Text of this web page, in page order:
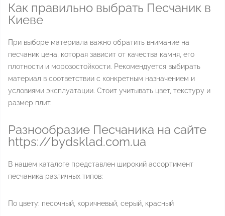
Как правильно выбрать Песчаник в
Киеве
При выборе материала важно обратить внимание на
песчаник цена, которая зависит от качества камня, его
плотности и морозостойкости. Рекомендуется выбирать
материал в соответствии с конкретным назначением и
условиями эксплуатации. Стоит учитывать цвет, текстуру и
размер плит.
Разнообразие Песчаника на сайте
https://bydsklad.com.ua
В нашем каталоге представлен широкий ассортимент
песчаника различных типов:
По цвету: песочный, коричневый, серый, красный